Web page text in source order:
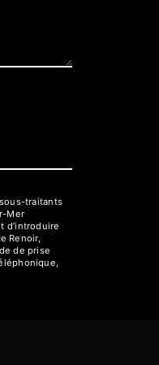
traitants
Mer
d’introduire
Renoir,
de prise